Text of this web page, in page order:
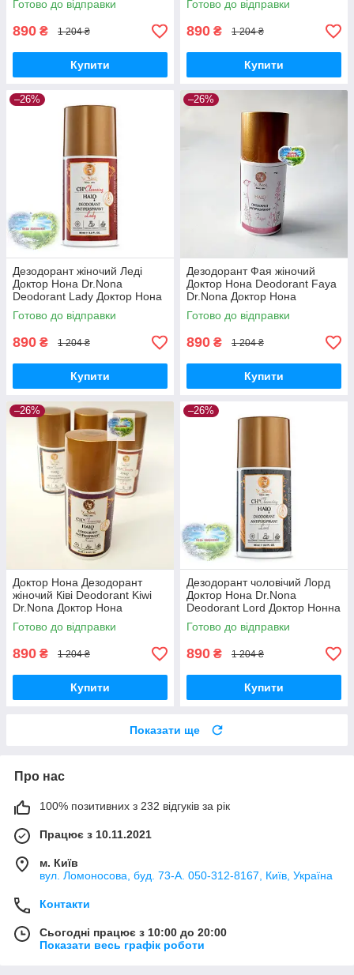
Готово до відправки
890 ₴ 1 204 ₴
Купити
Готово до відправки
890 ₴ 1 204 ₴
Купити
–26%
Дезодорант жіночий Леді
Доктор Нона Dr.Nona
Deodorant Lady Доктор Нона
кульковий дезодорант Леді
Готово до відправки
890 ₴ 1 204 ₴
Купити
–26%
Дезодорант Фая жіночий
Доктор Нона Deodorant Faya
Dr.Nona Доктор Нона
дезодорант кульковий Фая
антіперспірант
Готово до відправки
890 ₴ 1 204 ₴
Купити
–26%
Доктор Нона Дезодорант
жіночий Ківі Deodorant Kiwi
Dr.Nona Доктор Нона
дезодорант кульковий Ківі
Готово до відправки
890 ₴ 1 204 ₴
Купити
–26%
Дезодорант чоловічий Лорд
Доктор Нона Dr.Nona
Deodorant Lord Доктор Нонна
Готово до відправки
890 ₴ 1 204 ₴
Купити
Показати ще
Про нас
100% позитивних з 232 відгуків за рік
Працює з 10.11.2021
м. Київ
вул. Ломоносова, буд. 73-А. 050-312-8167, Київ, Україна
Контакти
Сьогодні працює з 10:00 до 20:00
Показати весь графік роботи